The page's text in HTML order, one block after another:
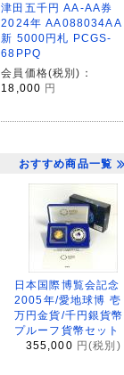
津田五千円 AA-AA券
2024年 AA088034AA
新 5000円札 PCGS-
68PPQ
会員価格(税別)：
18,000 円
おすすめ商品一覧
日本国際博覧会記念
2005年/愛地球博 壱
万円金貨/千円銀貨幣
プルーフ貨幣セット
355,000 円(税別)